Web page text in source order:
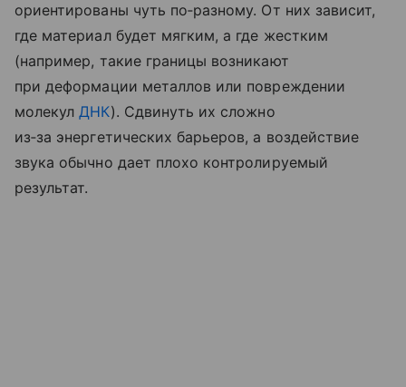
ориентированы чуть по‑разному. От них зависит,
где материал будет мягким, а где жестким
(например, такие границы возникают
при деформации металлов или повреждении
молекулДНК). Сдвинуть их сложно
из‑за энергетических барьеров, а воздействие
звука обычно дает плохо контролируемый
результат.